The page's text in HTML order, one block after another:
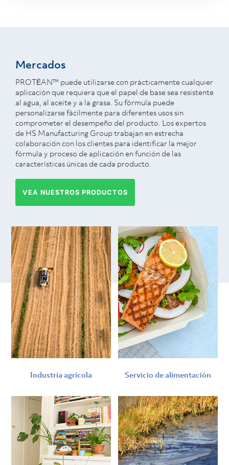
Mercados
PROTĒAN™ puede utilizarse con prácticamente cualquier
aplicación que requiera que el papel de base sea resistente
al agua, al aceite y a la grasa. Su fórmula puede
personalizarse fácilmente para diferentes usos sin
comprometer el desempeño del producto. Los expertos
de HS Manufacturing Group trabajan en estrecha
colaboración con los clientes para identificar la mejor
fórmula y proceso de aplicación en función de las
características únicas de cada producto.
VEA NUESTROS PRODUCTOS
Industria agrícola Servicio de alimentación